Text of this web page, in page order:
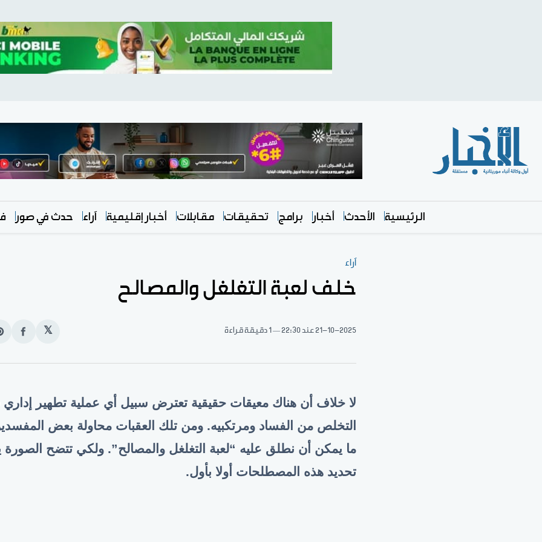
الرئيسية الأحدث أخبار برامج تحقيقات مقابلات أخبار إقليمية آراء حدث في صور
آراء
خلف لعبة التغلغل والمصالح
21-10-2025عند 22:30 1 دقيقة قراءة 𝕏
انشر
لا خلاف أن هناك معيقات حقيقية تعترض سبيل أي عملية تطهير
التخلص من الفساد ومرتكبيه. ومن تلك العقبات محاولة بعض
ما يمكن أن نطلق عليه “لعبة التغلغل والمصالح”. ولكي تتضح
تحديد هذه المصطلحات أولا بأول.